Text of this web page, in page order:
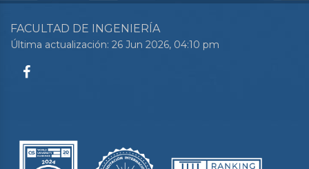
FACULTAD DE INGENIERÍA
Última actualización: 26 Jun 2026, 04:10 pm